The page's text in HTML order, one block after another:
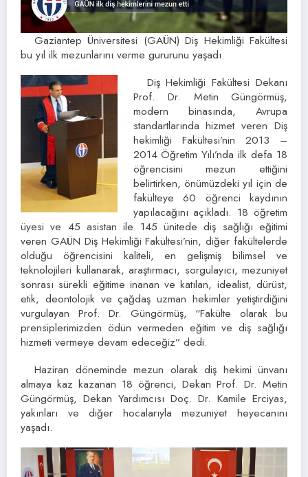
Gaziantep Üniversitesi (GAÜN) Diş Hekimliği Fakültesi
bu yıl ilk mezunlarını verme gururunu yaşadı.
Diş Hekimliği Fakültesi Dekanı
Prof. Dr. Metin Güngörmüş,
modern binasında, Avrupa
standartlarında hizmet veren Diş
hekimliği Fakültesi’nin 2013 –
2014 Öğretim Yılı’nda ilk defa 18
öğrencisini mezun ettiğini
belirtirken, önümüzdeki yıl için de
fakülteye 60 öğrenci kaydının
yapılacağını açıkladı. 18 öğretim
üyesi ve 45 asistan ile 145 ünitede diş sağlığı eğitimi
veren GAÜN Diş Hekimliği Fakültesi’nin, diğer fakültelerde
olduğu öğrencisini kaliteli, en gelişmiş bilimsel ve
teknolojileri kullanarak, araştırmacı, sorgulayıcı, mezuniyet
sonrası sürekli eğitime inanan ve katılan, idealist, dürüst,
etik, deontolojik ve çağdaş uzman hekimler yetiştirdiğini
vurgulayan Prof. Dr. Güngörmüş, “Fakülte olarak bu
prensiplerimizden ödün vermeden eğitim ve diş sağlığı
hizmeti vermeye devam edeceğiz” dedi.
Haziran döneminde mezun olarak diş hekimi ünvanı
almaya kaz kazanan 18 öğrenci, Dekan Prof. Dr. Metin
Güngörmüş, Dekan Yardımcısı Doç. Dr. Kamile Erciyas,
yakınları ve diğer hocalarıyla mezuniyet heyecanını
yaşadı.